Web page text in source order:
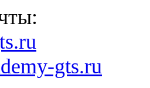
gts.ru